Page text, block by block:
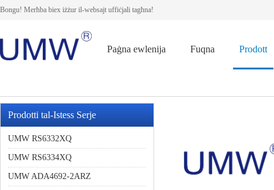
Bongu! Merħba biex iżżur il-websajt uffiċjali tagħna!
Paġna ewlenija Fuqna Prodott
Prodotti tal-Istess Serje
UMW RS6332XQ
UMW RS6334XQ
UMW ADA4692-2ARZ